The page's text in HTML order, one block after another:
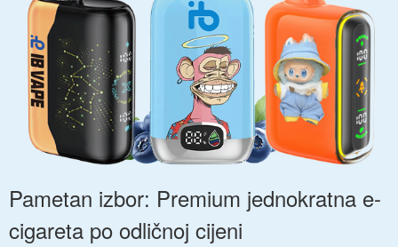
Pametan izbor: Premium jednokratna e-
cigareta po odličnoj cijeni